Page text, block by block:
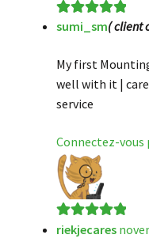
Note sur 5
sumi_sm( client
My first
well with it |
service
Connectez-vous
Note5sur 5
riekjecares